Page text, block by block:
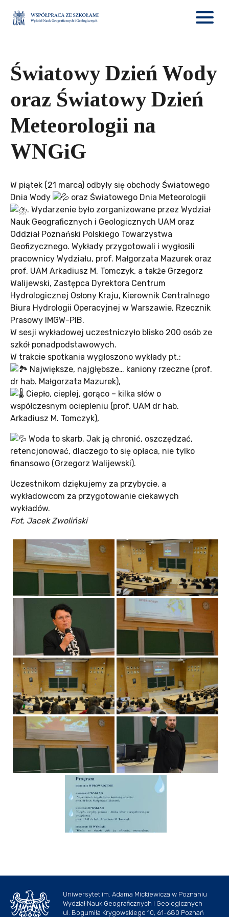
Światowy Dzień Wody
oraz Światowy Dzień
Meteorologii na
WNGiG
W piątek (21 marca) odbyły się obchody Światowego
Dnia Wody
oraz Światowego Dnia Meteorologii
. Wydarzenie było zorganizowane przez Wydział
Nauk Geograficznych i Geologicznych UAM oraz
Oddział Poznański Polskiego Towarzystwa
Geofizycznego. Wykłady przygotowali i wygłosili
pracownicy Wydziału, prof. Małgorzata Mazurek oraz
prof. UAM Arkadiusz M. Tomczyk, a także Grzegorz
Walijewski, Zastępca Dyrektora Centrum
Hydrologicznej Osłony Kraju, Kierownik Centralnego
Biura Hydrologii Operacyjnej w Warszawie, Rzecznik
Prasowy IMGW-PIB.
W sesji wykładowej uczestniczyło blisko 200 osób ze
szkół ponadpodstawowych.
W trakcie spotkania wygłoszono wykłady pt.:
Największe, najgłębsze… kaniony rzeczne (prof.
dr hab. Małgorzata Mazurek),
Ciepło, cieplej, gorąco – kilka słów o
współczesnym ociepleniu (prof. UAM dr hab.
Arkadiusz M. Tomczyk),
Woda to skarb. Jak ją chronić, oszczędzać,
retencjonować, dlaczego to się opłaca, nie tylko
finansowo (Grzegorz Walijewski).
Uczestnikom dziękujemy za przybycie, a
wykładowcom za przygotowanie ciekawych
wykładów.
Fot. Jacek Zwoliński
Uniwersytet im. Adama Mickiewicza w Poznaniu
Wydział Nauk Geograficznych i Geologicznych
ul. Bogumiła Krygowskiego 10, 61-680 Poznań